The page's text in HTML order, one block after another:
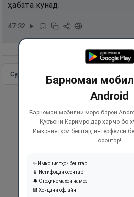
ҳабата кунад.
47:32
Сураи пурра
Барномаи
Android
Барномаи мобилии моро барои
Қуръони Каримро дар ҳар ҷо бо
Имкониятҳои бештар, интерфейси
осонтар!
✨ Имкониятҳои бештар
📱 Истифодаи осонтар
🔔 Огоҳиномаҳои намоз
💾 Хондани офлайн